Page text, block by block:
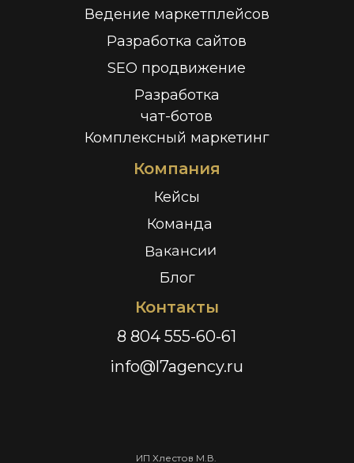
Ведение маркетплейсов
Разработка сайтов
SEO продвижение
Разработка
чат-ботов
Комплексный маркетинг
Компания
Кейсы
Команда
Блог
Вакансии
Контакты
8 804 555-60-61
info@l7agency.ru
ИП Хлестов М.В.